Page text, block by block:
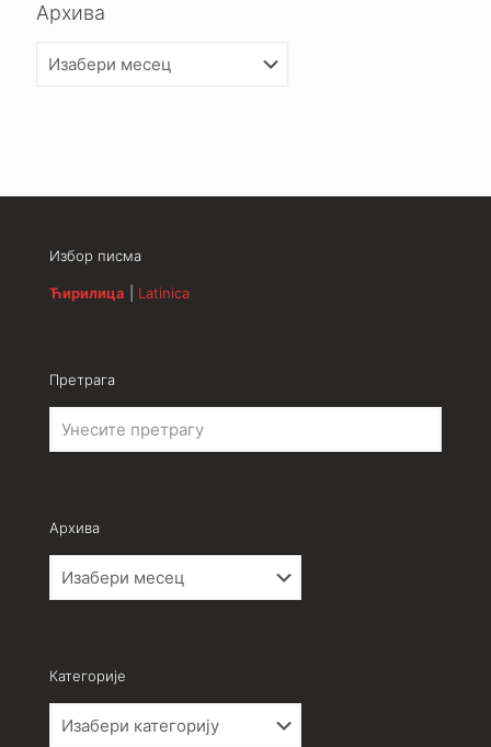
Архива
Избор писма
Ћирилица Latinica
Претрага
Архива
Категорије